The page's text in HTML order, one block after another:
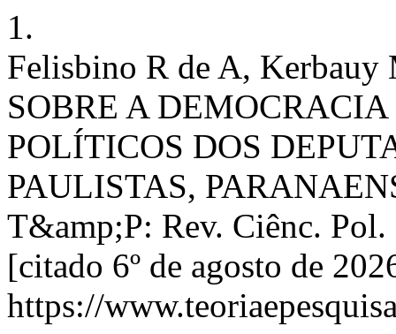
1.
Felisbino R de A,
SOBRE A
POLÍTICOS DOS
PAULISTAS,
T&amp;P: Rev. Ciênc.
[citado 6º de agosto de
https://